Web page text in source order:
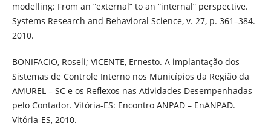
modelling: From an “external” to an “internal” perspective.
Systems Research and Behavioral Science, v. 27, p. 361–384.
2010.
BONIFACIO, Roseli; VICENTE, Ernesto. A implantação dos
Sistemas de Controle Interno nos Municípios da Região da
AMUREL – SC e os Reflexos nas Atividades Desempenhadas
pelo Contador. Vitória-ES: Encontro ANPAD – EnANPAD.
Vitória-ES, 2010.